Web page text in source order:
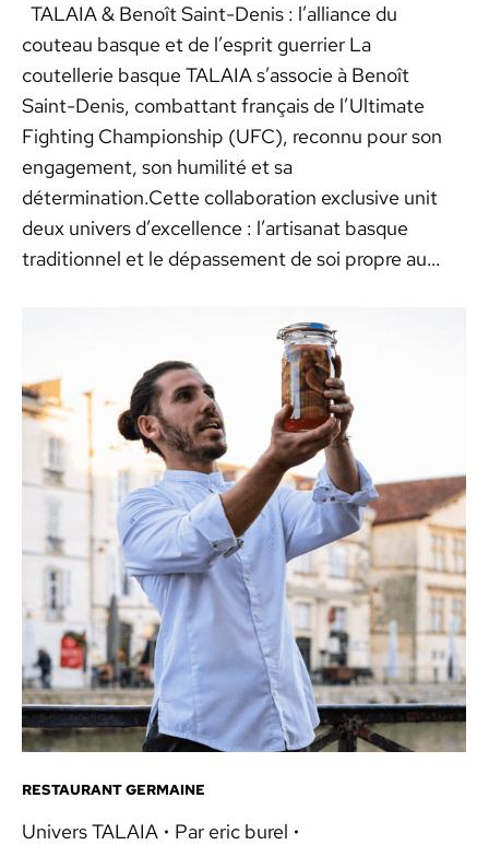
TALAIA & Benoît Saint-Denis : l’alliance du
couteau basque et de l’esprit guerrier La
coutellerie basque TALAIA s’associe à Benoît
Saint-Denis, combattant français de l’Ultimate
Fighting Championship (UFC), reconnu pour son
engagement, son humilité et sa
détermination.Cette collaboration exclusive unit
deux univers d’excellence : l’artisanat basque
traditionnel et le dépassement de soi propre au…
RESTAURANT GERMAINE
Univers TALAIA Par eric burel